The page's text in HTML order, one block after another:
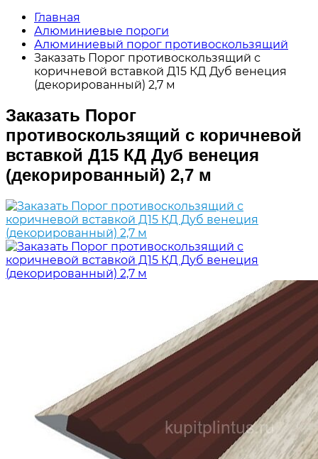
Главная
Алюминиевые пороги
Алюминиевый порог противоскользящий
Заказать Порог противоскользящий с
коричневой вставкой Д15 КД Дуб венеция
(декорированный) 2,7 м
Заказать Порог
противоскользящий с коричневой
вставкой Д15 КД Дуб венеция
(декорированный) 2,7 м